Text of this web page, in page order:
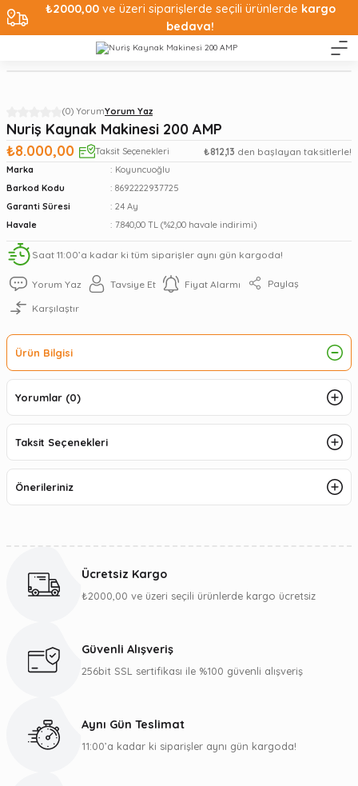
₺2000,00ve üzeri siparişlerde seçili ürünlerde kargo
bedava!
(0) YorumYorum Yaz
Nuriş Kaynak Makinesi 200 AMP
₺8.000,00
Taksit Seçenekleri ₺812,13 den başlayan taksitlerle!
Marka
Koyuncuoğlu
Barkod Kodu
8692222937725
Garanti Süresi
24 Ay
Havale
7.840,00 TL (%2,00 havale indirimi)
Saat 11:00’a kadar ki tüm siparişler aynı gün kargoda!
Yorum Yaz Tavsiye Et Fiyat Alarmı Paylaş
Karşılaştır
Ürün Bilgisi
Yorumlar (0)
Taksit Seçenekleri
Önerileriniz
Ücretsiz Kargo
₺2000,00 ve üzeri seçili ürünlerde kargo ücretsiz
Güvenli Alışveriş
256bit SSL sertifikası ile %100 güvenli alışveriş
Aynı Gün Teslimat
11:00’a kadar ki siparişler aynı gün kargoda!